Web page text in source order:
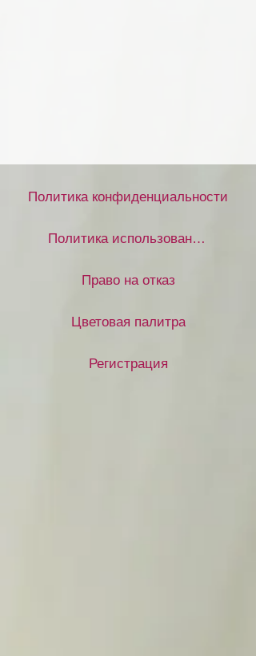
Политика конфиденциальности
Политика использования файлов cookie
Право на отказ
Цветовая палитра
Регистрация